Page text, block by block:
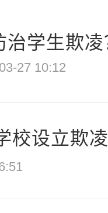
治学生欺凌
27 10:12
校设立欺